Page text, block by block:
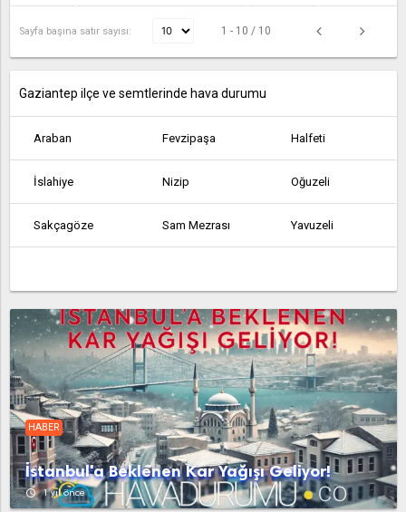
Sayfa başına satır sayısı: 1 - 10 / 10
Gaziantep ilçe ve semtlerinde hava durumu
Araban Fevzipaşa Halfeti
İslahiye Nizip Oğuzeli
Sakçagöze Sam Mezrası Yavuzeli
HABER
İstanbul'a Beklenen Kar Yağışı Geliyor!
access_time 1 yıl önce